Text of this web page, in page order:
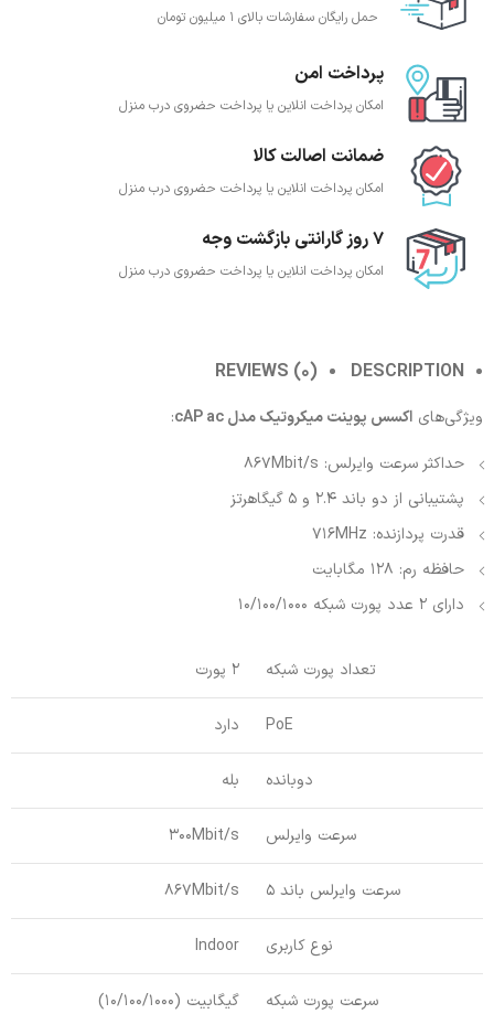
حمل رایگان سفارشات بالای 1 میلیون تومان
پرداخت امن
امکان پرداخت انلاین یا پرداخت حضروی درب منزل
ضمانت اصالت کالا
امکان پرداخت انلاین یا پرداخت حضروی درب منزل
7 روز گارانتی بازگشت وجه
امکان پرداخت انلاین یا پرداخت حضروی درب منزل
DESCRIPTION
REVIEWS (0)
ویژگی‌های اکسس پوینت میکروتیک مدل cAP ac
:
حداکثر سرعت وایرلس: 867Mbit/s
پشتیبانی از دو باند 2.4 و 5 گیگاهرتز
قدرت پردازنده: 716MHz
حافظه رم: 128 مگابایت
دارای 2 عدد پورت شبکه 10/100/1000
تعداد پورت شبکه 2 پورت
PoE دارد
دوبانده بله
سرعت وایرلس 300Mbit/s
سرعت وایرلس باند 5 867Mbit/s
نوع کاربری Indoor
سرعت پورت شبکه گیگابیت (10/100/1000)